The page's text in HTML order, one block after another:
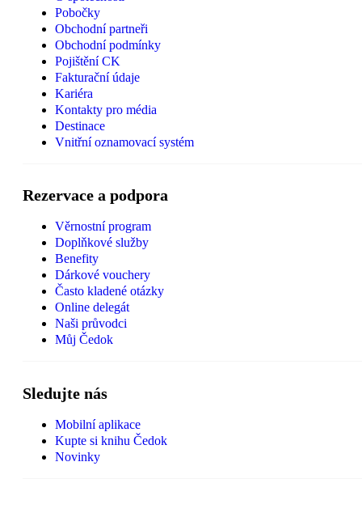
Pobočky
Obchodní partneři
Obchodní podmínky
Pojištění CK
Fakturační údaje
Kariéra
Kontakty pro média
Destinace
Vnitřní oznamovací systém
Rezervace a podpora
Věrnostní program
Doplňkové služby
Benefity
Dárkové vouchery
Často kladené otázky
Online delegát
Naši průvodci
Můj Čedok
Sledujte nás
Mobilní aplikace
Kupte si knihu Čedok
Novinky